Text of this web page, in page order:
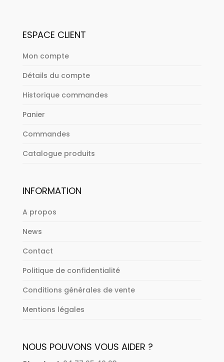
ESPACE CLIENT
Mon compte
Détails du compte
Historique commandes
Panier
Commandes
Catalogue produits
INFORMATION
A propos
News
Contact
Politique de confidentialité
Conditions générales de vente
Mentions légales
NOUS POUVONS VOUS AIDER ?